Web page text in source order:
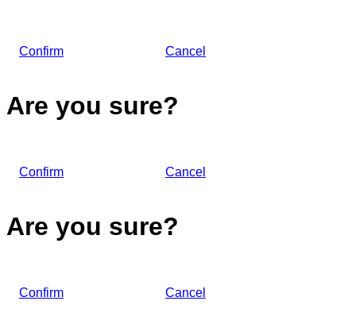
Confirm Cancel
Are you sure?
Confirm Cancel
Are you sure?
Confirm Cancel